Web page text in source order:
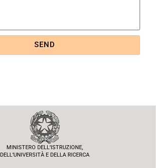
MINISTERO DELL’ISTRUZIONE,
DELL’UNIVERSITÀ E DELLA RICERCA
SEND